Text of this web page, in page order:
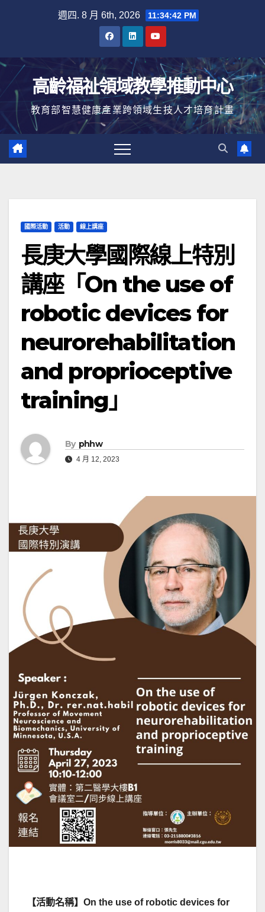
週四. 8 月 6th, 2026 11:34:43 PM
高齡福祉領域教學推動中心
教育部智慧健康產業跨領域生技人才培育計畫
國際活動 活動 線上講座
長庚大學國際線上特別
講座「On the use of
robotic devices for
neurorehabilitation
and proprioceptive
training」
By phhw
4 月 12, 2023
【活動名稱】On the use of robotic devices for